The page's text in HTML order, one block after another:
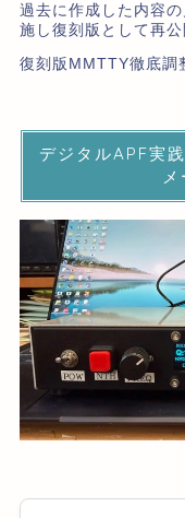
DIARY
過去に作成した内容
施し復刻版として再公
復刻版MMTTY徹底調
デジタルAPF実